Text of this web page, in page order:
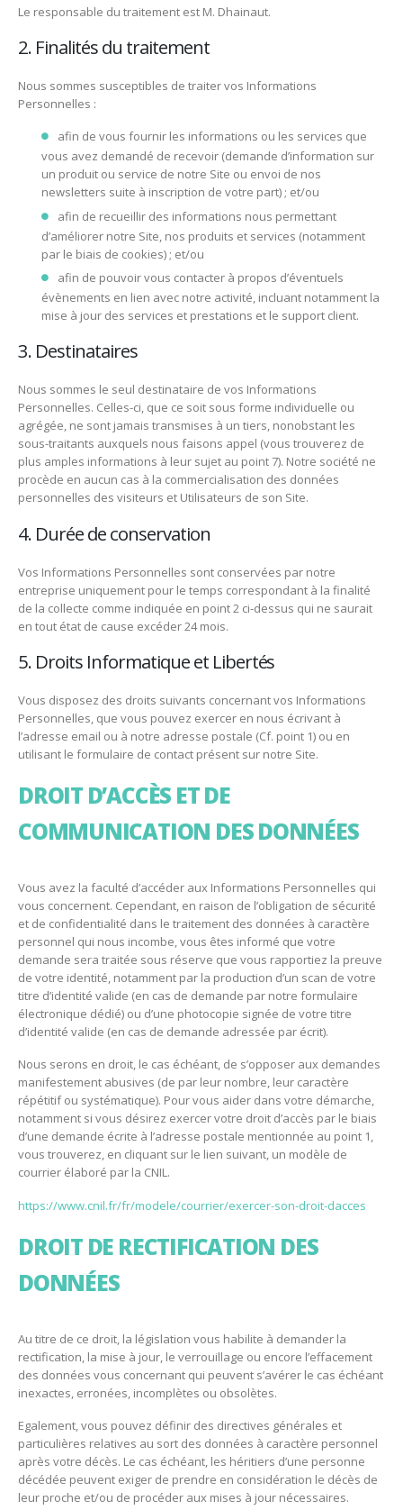
Le responsable du traitement est M. Dhainaut.
2. Finalités du traitement
Nous sommes susceptibles de traiter vos Informations
Personnelles :
afin de vous fournir les informations ou les services que
vous avez demandé de recevoir (demande d’information sur
un produit ou service de notre Site ou envoi de nos
newsletters suite à inscription de votre part) ; et/ou
afin de recueillir des informations nous permettant
d’améliorer notre Site, nos produits et services (notamment
par le biais de cookies) ; et/ou
afin de pouvoir vous contacter à propos d’éventuels
évènements en lien avec notre activité, incluant notamment la
mise à jour des services et prestations et le support client.
3. Destinataires
Nous sommes le seul destinataire de vos Informations
Personnelles. Celles-ci, que ce soit sous forme individuelle ou
agrégée, ne sont jamais transmises à un tiers, nonobstant les
sous-traitants auxquels nous faisons appel (vous trouverez de
plus amples informations à leur sujet au point 7). Notre société ne
procède en aucun cas à la commercialisation des données
personnelles des visiteurs et Utilisateurs de son Site.
4. Durée de conservation
Vos Informations Personnelles sont conservées par notre
entreprise uniquement pour le temps correspondant à la finalité
de la collecte comme indiquée en point 2 ci-dessus qui ne saurait
en tout état de cause excéder 24 mois.
5. Droits Informatique et Libertés
Vous disposez des droits suivants concernant vos Informations
Personnelles, que vous pouvez exercer en nous écrivant à
l’adresse email ou à notre adresse postale (Cf. point 1) ou en
utilisant le formulaire de contact présent sur notre Site.
DROIT D’ACCÈS ET DE
COMMUNICATION DES DONNÉES
Vous avez la faculté d’accéder aux Informations Personnelles qui
vous concernent. Cependant, en raison de l’obligation de sécurité
et de confidentialité dans le traitement des données à caractère
personnel qui nous incombe, vous êtes informé que votre
demande sera traitée sous réserve que vous rapportiez la preuve
de votre identité, notamment par la production d’un scan de votre
titre d’identité valide (en cas de demande par notre formulaire
électronique dédié) ou d’une photocopie signée de votre titre
d’identité valide (en cas de demande adressée par écrit).
Nous serons en droit, le cas échéant, de s’opposer aux demandes
manifestement abusives (de par leur nombre, leur caractère
répétitif ou systématique). Pour vous aider dans votre démarche,
notamment si vous désirez exercer votre droit d’accès par le biais
d’une demande écrite à l’adresse postale mentionnée au point 1,
vous trouverez, en cliquant sur le lien suivant, un modèle de
courrier élaboré par la CNIL.
https://www.cnil.fr/fr/modele/courrier/exercer-son-droit-dacces
DROIT DE RECTIFICATION DES
DONNÉES
Au titre de ce droit, la législation vous habilite à demander la
rectification, la mise à jour, le verrouillage ou encore l’effacement
des données vous concernant qui peuvent s’avérer le cas échéant
inexactes, erronées, incomplètes ou obsolètes.
Egalement, vous pouvez définir des directives générales et
particulières relatives au sort des données à caractère personnel
après votre décès. Le cas échéant, les héritiers d’une personne
décédée peuvent exiger de prendre en considération le décès de
leur proche et/ou de procéder aux mises à jour nécessaires.